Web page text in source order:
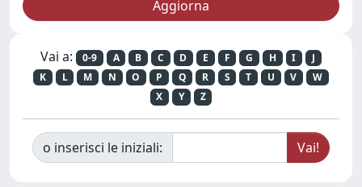
Vai a: 0-9 A B C D E F G H I
J
K
L M N O P Q R S T U V
W
X
Y Z
o inserisci le iniziali: